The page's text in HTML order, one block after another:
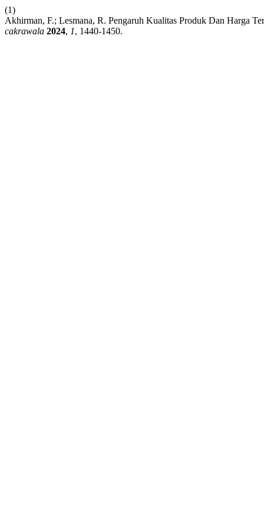
(1)
Akhirman, F.; Lesmana, R. Pengaruh Kualitas Produk Dan Harga
cakrawala 2024, 1, 1440-1450.